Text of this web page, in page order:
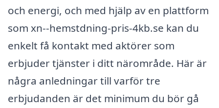
och energi, och med hjälp av en plattform
som xn--hemstdning-pris-4kb.se kan du
enkelt få kontakt med aktörer som
erbjuder tjänster i ditt närområde. Här är
några anledningar till varför tre
erbjudanden är det minimum du bör gå